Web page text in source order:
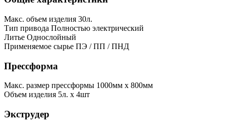
Макс. объем изделия 30л.
Тип привода Полностью электрический
Литье Однослойный
Применяемое сырье ПЭ / ПП / ПНД
Прессформа
Макс. размер прессформы 1000мм x 800мм
Объем изделия 5л. x 4шт
Экструдер